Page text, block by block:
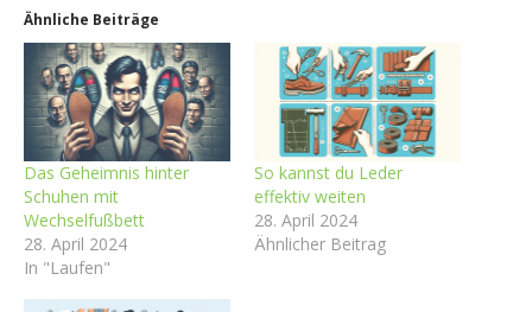
Ähnliche Beiträge
Das Geheimnis hinter
Schuhen mit
Wechselfußbett
28. April 2024
In "Laufen"
So kannst du Leder
effektiv weiten
28. April 2024
Ähnlicher Beitrag